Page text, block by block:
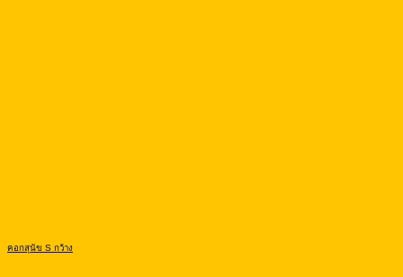
คอกสุนัข S กว้าง